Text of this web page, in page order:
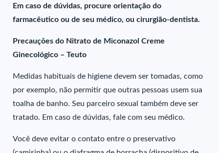
Em caso de dúvidas, procure orientação do
farmacêutico ou de seu médico, ou cirurgião-dentista.
Precauções do Nitrato de Miconazol Creme
Ginecológico – Teuto
Medidas habituais de higiene devem ser tomadas, como
por exemplo, não permitir que outras pessoas usem sua
toalha de banho. Seu parceiro sexual também deve ser
tratado. Em caso de dúvidas, fale com seu médico.
Você deve evitar o contato entre o preservativo